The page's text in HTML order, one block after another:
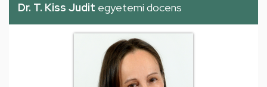
Dr. T. Kiss Judit egyetemi docens